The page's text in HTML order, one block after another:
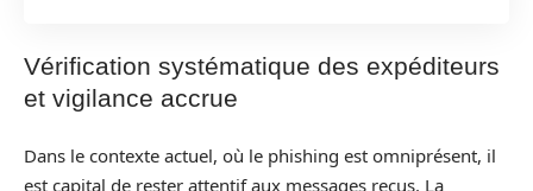
Vérification systématique des expéditeurs
et vigilance accrue
Dans le contexte actuel, où le phishing est omniprésent, il
est capital de rester attentif aux messages reçus. La